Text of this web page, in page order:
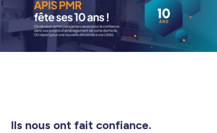
Ils nous ont fait confiance.